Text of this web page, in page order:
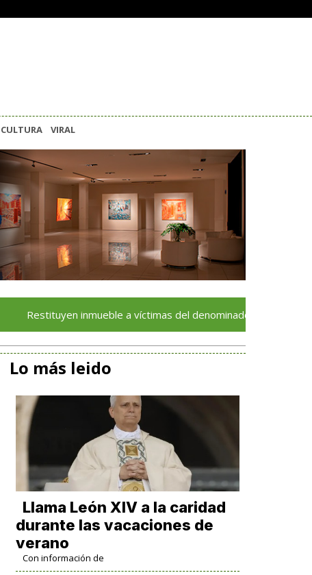
CULTURA VIRAL
inmueble a víctimas del denominado 'cártel inmobiliario' en
Lo más leido
Llama León XIV a la caridad
durante las vacaciones de
verano
Con información de